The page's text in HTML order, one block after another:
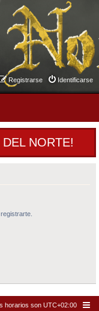
Identificarse
Registrarse
NORTE!
horarios son UTC+02:00